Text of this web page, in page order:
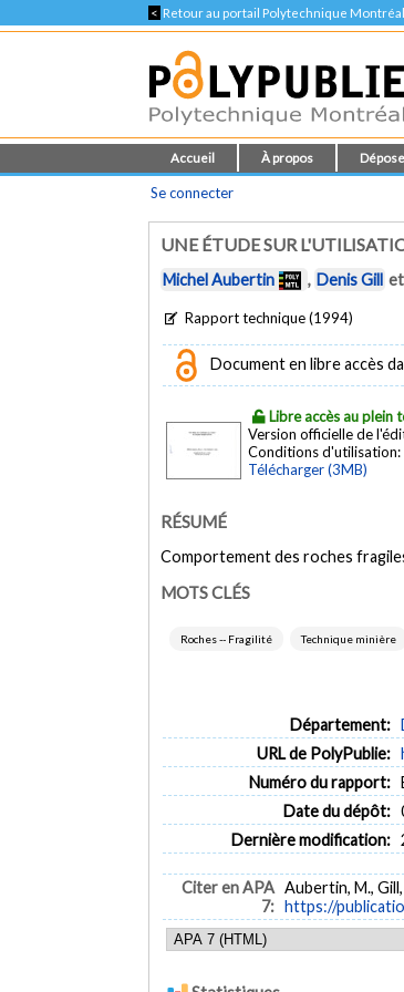
< Retour au portail Polytechnique Montréal
Accueil À propos
Se connecter
UNE ÉTUDE SUR
Michel Aubertin , Denis Gill et
Rapport technique (1994)
Document en libre accès
Libre accès au plein
Version officielle de
Conditions d'utilisation:
Télécharger (3MB)
RÉSUMÉ
Comportement des roches
MOTS CLÉS
Roches -- Fragilité Technique minière
Département:
URL de PolyPublie:
Numéro du rapport:
Date du dépôt:
Dernière modification:
Citer en APA
7:
Aubertin, M.,
https://